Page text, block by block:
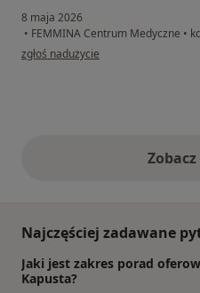
8 maja 2026
• FEMMINA Centrum Medyczne •
w opinii użytkownika Olga
zgłoś nadużycie
Najczęściej zadawane
Jaki jest zakres porad
Kapusta?